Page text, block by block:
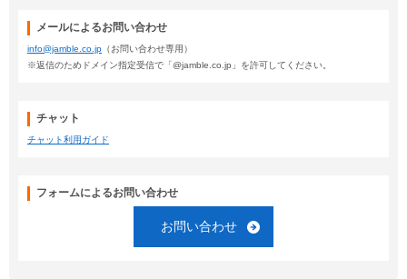
メールによるお問い合わせ
info@jamble.co.jp （お問い合わせ専用）
※返信のためドメイン指定受信で「@jamble.co.jp」を許可してください。
チャット
チャット利用ガイド
フォームによるお問い合わせ
お問い合わせ